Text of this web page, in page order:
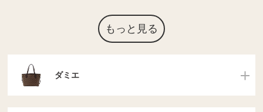
もっと見る
ダミエ